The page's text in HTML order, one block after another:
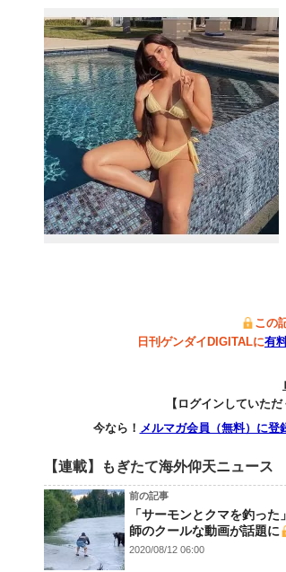
この
日刊ゲンダイDIGITALに有
【ログインしていた
今なら！ メルマガ会員（無料）に登
【連載】もぎたて海外仰天ニュース
前の記事
「サーモンとクマを釣った
師のクールな動画が話題に
2020/08/12 06:00